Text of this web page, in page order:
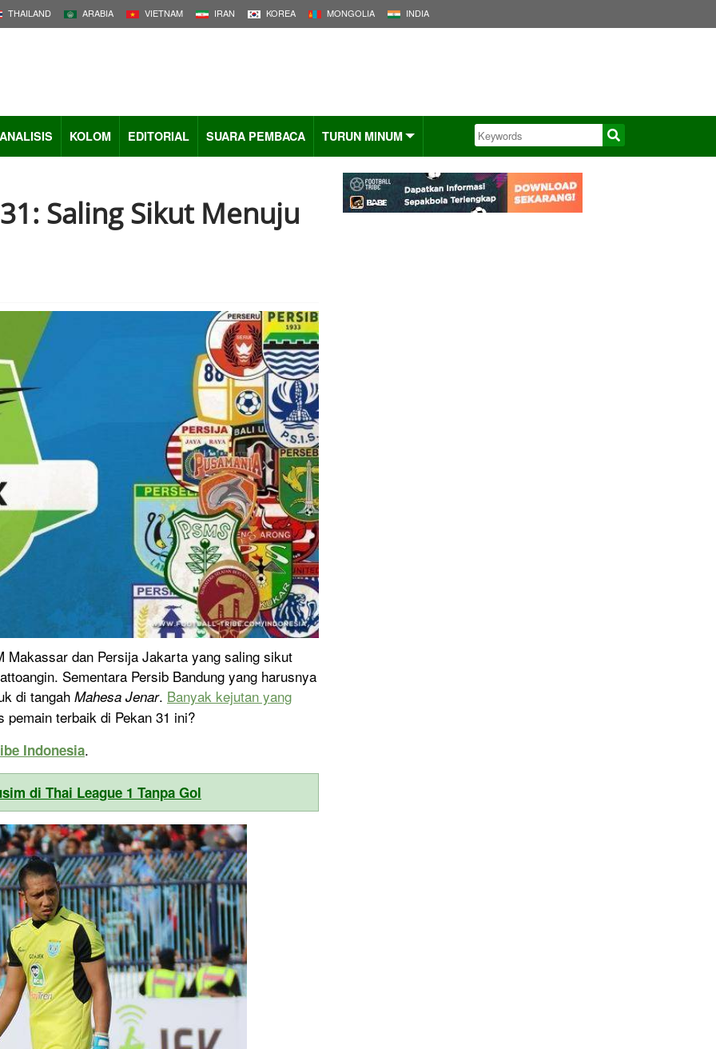
THAILAND ARABIA VIETNAM IRAN KOREA MONGOLIA INDIA
ANALISIS KOLOM EDITORIAL SUARA PEMBACA TURUN MINUM
Saling Sikut Menuju
Makassar dan Persija Jakarta yang saling sikut
Sementara Persib Bandung yang harusnya
di tangah Mahesa Jenar. Banyak kejutan yang
pemain terbaik di Pekan 31 ini?
Indonesia.
di Thai League 1 Tanpa Gol